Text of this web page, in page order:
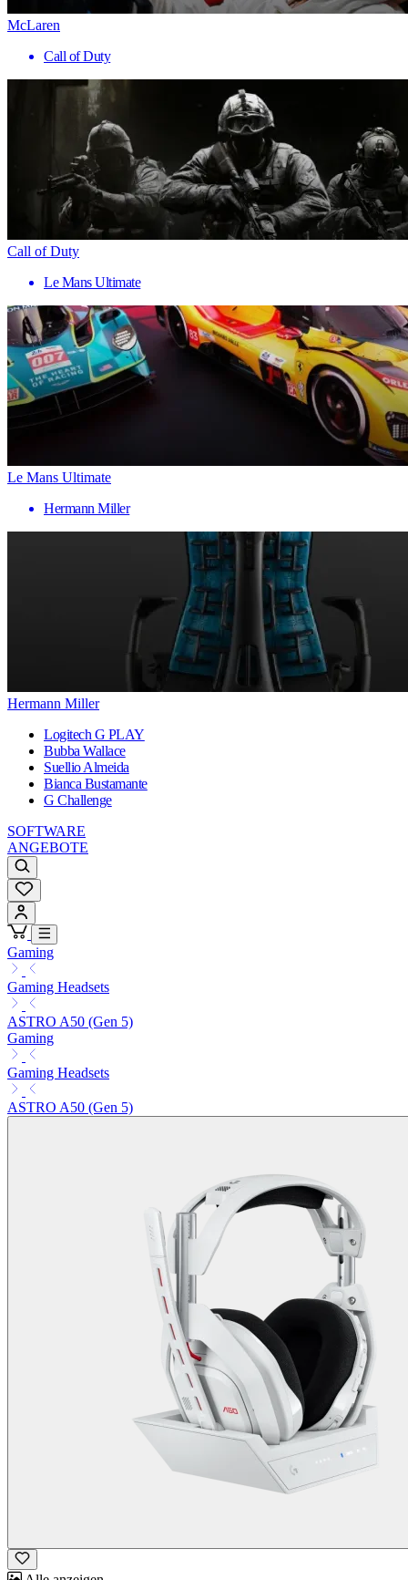
McLaren
Call of Duty
Call of Duty
Le Mans Ultimate
Le Mans Ultimate
Hermann Miller
Hermann Miller
Logitech G PLAY
Bubba Wallace
Suellio Almeida
Bianca Bustamante
G Challenge
SOFTWARE
ANGEBOTE
Gaming
Gaming Headsets
ASTRO A50 (Gen 5)
Gaming
Gaming Headsets
ASTRO A50 (Gen 5)